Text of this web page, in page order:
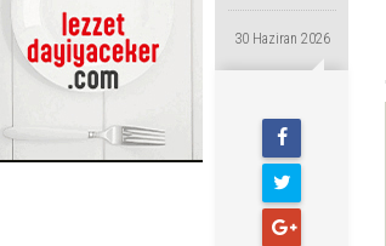
30 Haziran 2026